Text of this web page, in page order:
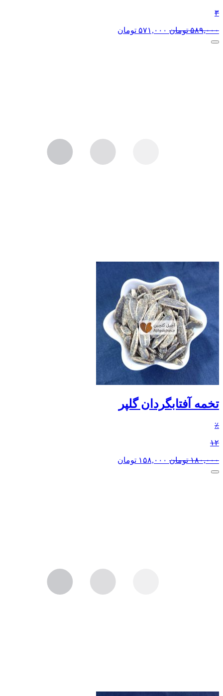
۳
۵۸۹,۰۰۰ تومان ۵۷۱,۰۰۰ تومان
تخمه آفتابگردان گلپر
٪
۱۲
۱۸۰,۰۰۰ تومان ۱۵۸,۰۰۰ تومان